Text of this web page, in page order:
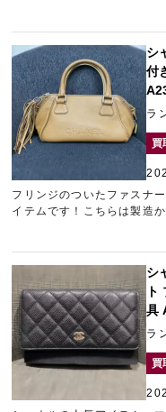
の査定額をご提示させてい
シ
付
ラ
買
フリンジのついたファスナ
イテムです！こちらは製造
が、綺麗に保管いただいて
シ
ト
具
ラ
買